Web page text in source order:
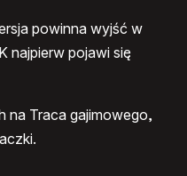
powinna wyjść w
najpierw pojawi się
na Traca gajimowego,